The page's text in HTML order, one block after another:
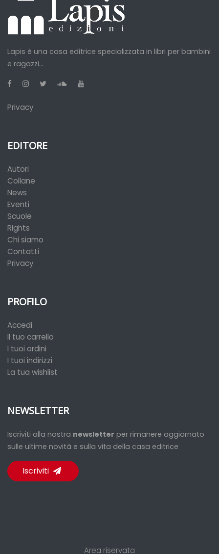
Lapis è una casa editrice specializzata in libri per bambini
e ragazzi...
Privacy
EDITORE
Autori
Collane
News
Eventi
Scuole
Rights
Chi siamo
Contatti
Privacy
PROFILO
Accedi
Il tuo carrello
I tuoi ordini
I tuoi indirizzi
La tua wishlist
NEWSLETTER
Iscriviti alla nostra newsletter per rimanere aggiornato
sulle ultime novità e sulla vita della casa editrice
Iscriviti
Area riservata